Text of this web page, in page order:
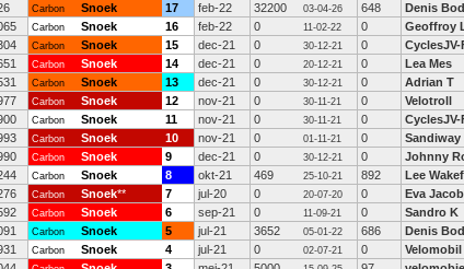
Carbon Snoek 17 feb-22 32200 03-04-26 648 Denis
Carbon Snoek 16 feb-22 0 11-02-22 0 Geoffroy
Carbon Snoek 15 dec-21 0 30-12-21 0
Carbon Snoek 14 dec-21 0 20-12-21 0 Lea Mes
Carbon Snoek 13 dec-21 0 30-12-21 0 Adrian T
Carbon Snoek 12 nov-21 0 30-11-21 0 Velotroll
Carbon Snoek 11 nov-21 0 30-11-21 0
Carbon Snoek 10 nov-21 0 01-11-21 0 Sandiway
Carbon Snoek 9 dec-21 0 30-12-21 0 Johnny
Carbon Snoek 8 okt-21 469 25-10-21 892 Lee
Carbon Snoek** 7 jul-20 0 20-07-20 0 Eva
Carbon Snoek 6 sep-21 0 11-09-21 0 Sandro K
Carbon Snoek 5 jul-21 3652 05-01-22 686 Denis
Carbon Snoek 4 jul-21 0 02-07-21 0 Velomobil